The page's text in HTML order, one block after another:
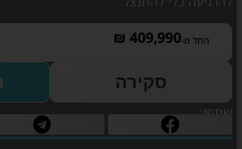
החל מ- ₪ 409,990
סקירה
שתפו: